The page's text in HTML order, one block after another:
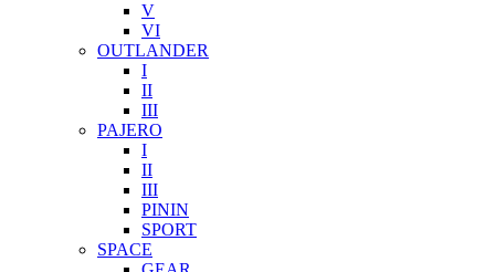
V
VI
OUTLANDER
I
II
III
PAJERO
I
II
III
PININ
SPORT
SPACE